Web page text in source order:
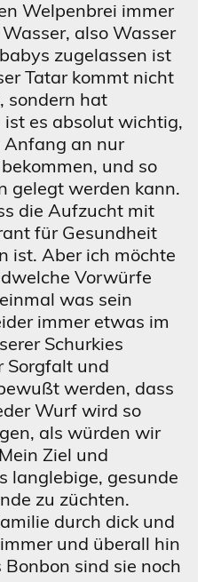
Welpenbrei immer
also Wasser
zugelassen ist
Tatar kommt nicht
sondern hat
es absolut wichtig,
Anfang an nur
und so
gelegt werden kann.
die Aufzucht mit
für Gesundheit
ist. Aber ich möchte
Vorwürfe
was sein
immer etwas im
Schurkies
Sorgfalt und
werden, dass
Wurf wird so
als würden wir
Ziel und
langlebige, gesunde
zu züchten.
durch dick und
und überall hin
sind sie noch